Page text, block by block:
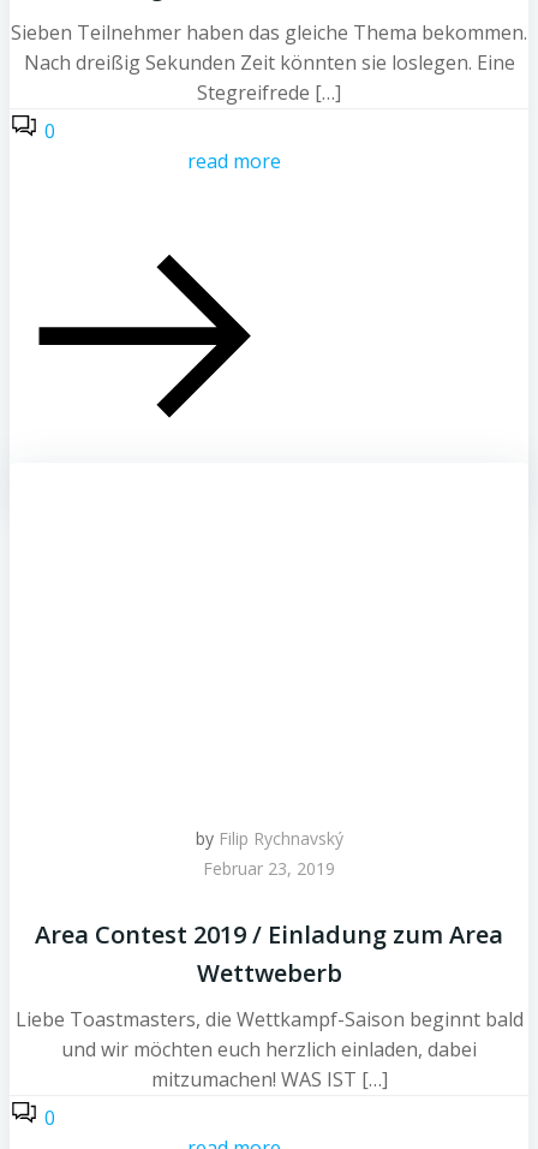
Sieben Teilnehmer haben das gleiche Thema bekommen.
Nach dreißig Sekunden Zeit könnten sie loslegen. Eine
Stegreifrede […]
0
read more
by Filip Rychnavský
Februar 23, 2019
Area Contest 2019 / Einladung zum Area
Wettweberb
Liebe Toastmasters, die Wettkampf-Saison beginnt bald
und wir möchten euch herzlich einladen, dabei
mitzumachen! WAS IST […]
0